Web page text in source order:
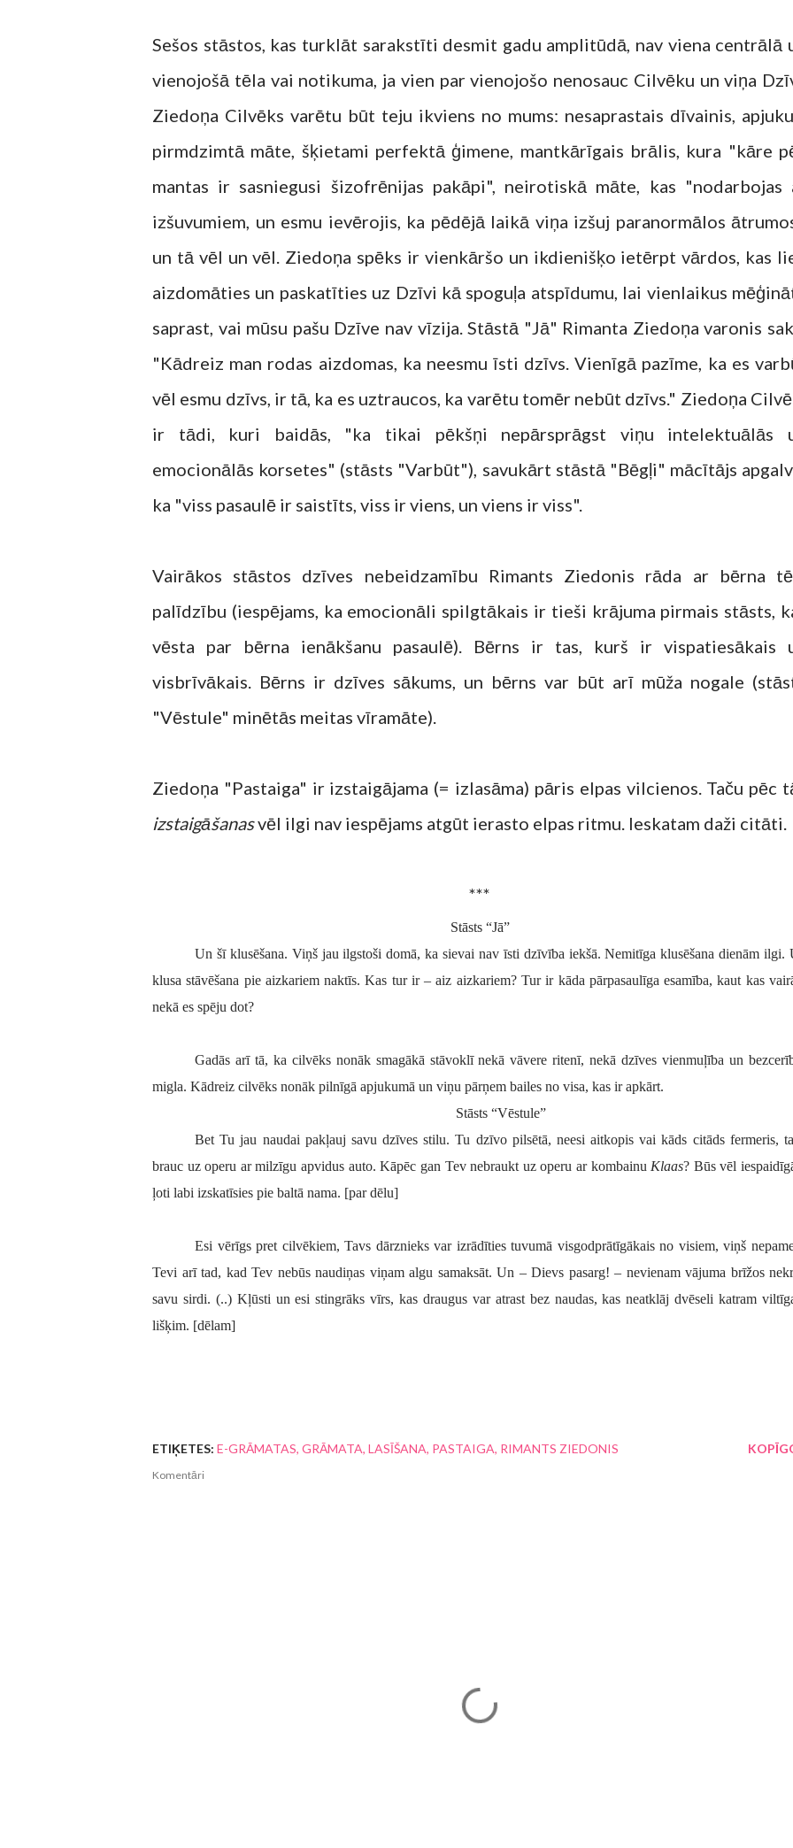
Sešos stāstos, kas turklāt sarakstīti desmit gadu amplitūdā, nav viena centrālā
vienojošā tēla vai notikuma, ja vien par vienojošo nenosauc Cilvēku un viņa
Ziedoņa Cilvēks varētu būt teju ikviens no mums: nesaprastais dīvainis,
pirmdzimtā māte, šķietami perfektā ģimene, mantkārīgais brālis, kura "kāre
mantas ir sasniegusi šizofrēnijas pakāpi", neirotiskā māte, kas "nodarbojas
izšuvumiem, un esmu ievērojis, ka pēdējā laikā viņa izšuj paranormālos
un tā vēl un vēl. Ziedoņa spēks ir vienkāršo un ikdienišķo ietērpt vārdos, kas
aizdomāties un paskatīties uz Dzīvi kā spoguļa atspīdumu, lai vienlaikus
saprast, vai mūsu pašu Dzīve nav vīzija. Stāstā "Jā" Rimanta Ziedoņa varonis
"Kādreiz man rodas aizdomas, ka neesmu īsti dzīvs. Vienīgā pazīme, ka es
vēl esmu dzīvs, ir tā, ka es uztraucos, ka varētu tomēr nebūt dzīvs." Ziedoņa
ir tādi, kuri baidās, "ka tikai pēkšņi nepārsprāgst viņu intelektuālās
emocionālās korsetes" (stāsts "Varbūt"), savukārt stāstā "Bēgļi" mācītājs
ka "viss pasaulē ir saistīts, viss ir viens, un viens ir viss".
Vairākos stāstos dzīves nebeidzamību Rimants Ziedonis rāda ar bērna
palīdzību (iespējams, ka emocionāli spilgtākais ir tieši krājuma pirmais stāsts,
vēsta par bērna ienākšanu pasaulē). Bērns ir tas, kurš ir vispatiesākais
visbrīvākais. Bērns ir dzīves sākums, un bērns var būt arī mūža nogale
"Vēstule" minētās meitas vīramāte).
Ziedoņa "Pastaiga" ir izstaigājama (= izlasāma) pāris elpas vilcienos. Taču pēc
izstaigāšanasvēl ilgi nav iespējams atgūt ierasto elpas ritmu. Ieskatam daži citāti.
***
Stāsts “Jā”
Un šī klusēšana. Viņš jau ilgstoši domā, ka sievai nav īsti dzīvība iekšā. Nemitīga klusēšana dienām ilgi.
klusa stāvēšana pie aizkariem naktīs. Kas tur ir – aiz aizkariem? Tur ir kāda pārpasaulīga esamība, kaut kas
nekā es spēju dot?
Gadās arī tā, ka cilvēks nonāk smagākā stāvoklī nekā vāvere ritenī, nekā dzīves vienmuļība un
migla. Kādreiz cilvēks nonāk pilnīgā apjukumā un viņu pārņem bailes no visa, kas ir apkārt.
Stāsts “Vēstule”
Bet Tu jau naudai pakļauj savu dzīves stilu. Tu dzīvo pilsētā, neesi aitkopis vai kāds citāds fermeris,
brauc uz operu ar milzīgu apvidus auto. Kāpēc gan Tev nebraukt uz operu ar kombainu Klaas? Būs vēl
ļoti labi izskatīsies pie baltā nama. [par dēlu]
Esi vērīgs pret cilvēkiem, Tavs dārznieks var izrādīties tuvumā visgodprātīgākais no visiem, viņš
Tevi arī tad, kad Tev nebūs naudiņas viņam algu samaksāt. Un – Dievs pasarg! – nevienam vājuma brīžos
savu sirdi. (..) Kļūsti un esi stingrāks vīrs, kas draugus var atrast bez naudas, kas neatklāj dvēseli katram
lišķim. [dēlam]
ETIĶETES: E-GRĀMATAS GRĀMATA LASĪŠANA PASTAIGA RIMANTS ZIEDONIS
Komentāri